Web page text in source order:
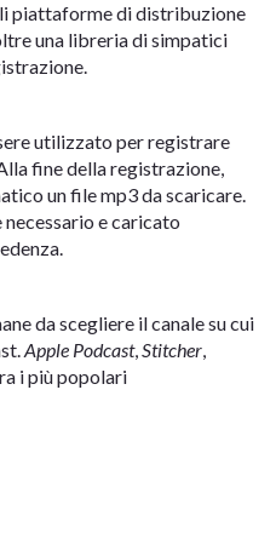
piattaforme di distribuzione
una libreria di simpatici
utilizzato per registrare
fine della registrazione,
un file mp3 da scaricare.
e caricato
da scegliere il canale su cui
Apple Podcast,Stitcher,
i più popolari